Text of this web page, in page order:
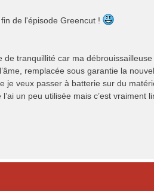
de l'épisode Greencut !
tranquillité car ma
remplacée sous garantie la
veux passer à batterie sur du
un peu utilisée mais c’est vraiment